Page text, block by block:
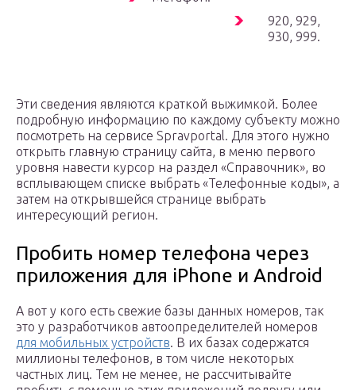
920, 929,
930, 999.
Эти сведения являются краткой выжимкой. Более
подробную информацию по каждому субъекту можно
посмотреть на сервисе Spravportal. Для этого нужно
открыть главную страницу сайта, в меню первого
уровня навести курсор на раздел «Справочник», во
всплывающем списке выбрать «Телефонные коды», а
затем на открывшейся странице выбрать
интересующий регион.
Пробить номер телефона через
приложения для iPhone и Android
А вот у кого есть свежие базы данных номеров, так
это у разработчиков автоопределителей номеров
для мобильных устройств. В их базах содержатся
миллионы телефонов, в том числе некоторых
частных лиц. Тем не менее, не рассчитывайте